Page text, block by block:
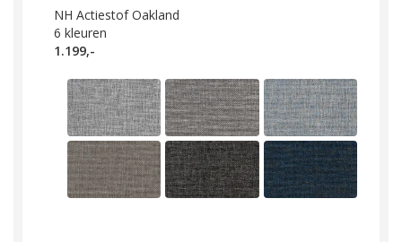
NH Actiestof Oakland
6 kleuren
1.199,-